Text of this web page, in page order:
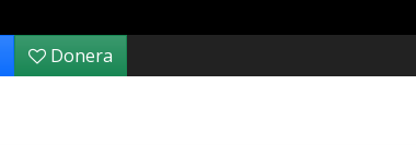
Donera